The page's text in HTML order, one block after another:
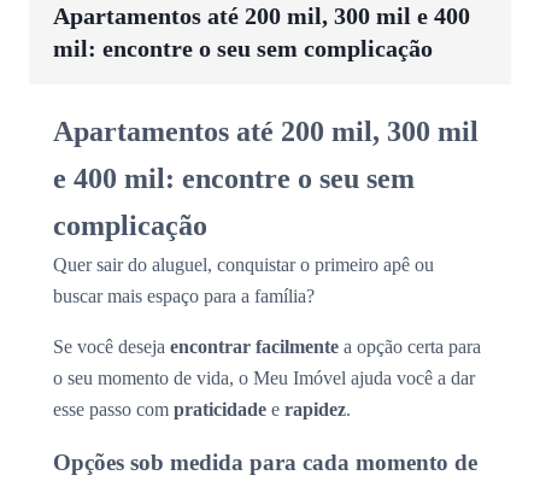
Apartamentos até 200 mil, 300 mil e 400
mil: encontre o seu sem complicação
Apartamentos até 200 mil, 300 mil
e 400 mil: encontre o seu sem
complicação
Quer sair do aluguel, conquistar o primeiro apê ou
buscar mais espaço para a família?
Se você deseja encontrar facilmente a opção certa para
o seu momento de vida, o Meu Imóvel ajuda você a dar
esse passo com praticidade e rapidez.
Opções sob medida para cada momento de